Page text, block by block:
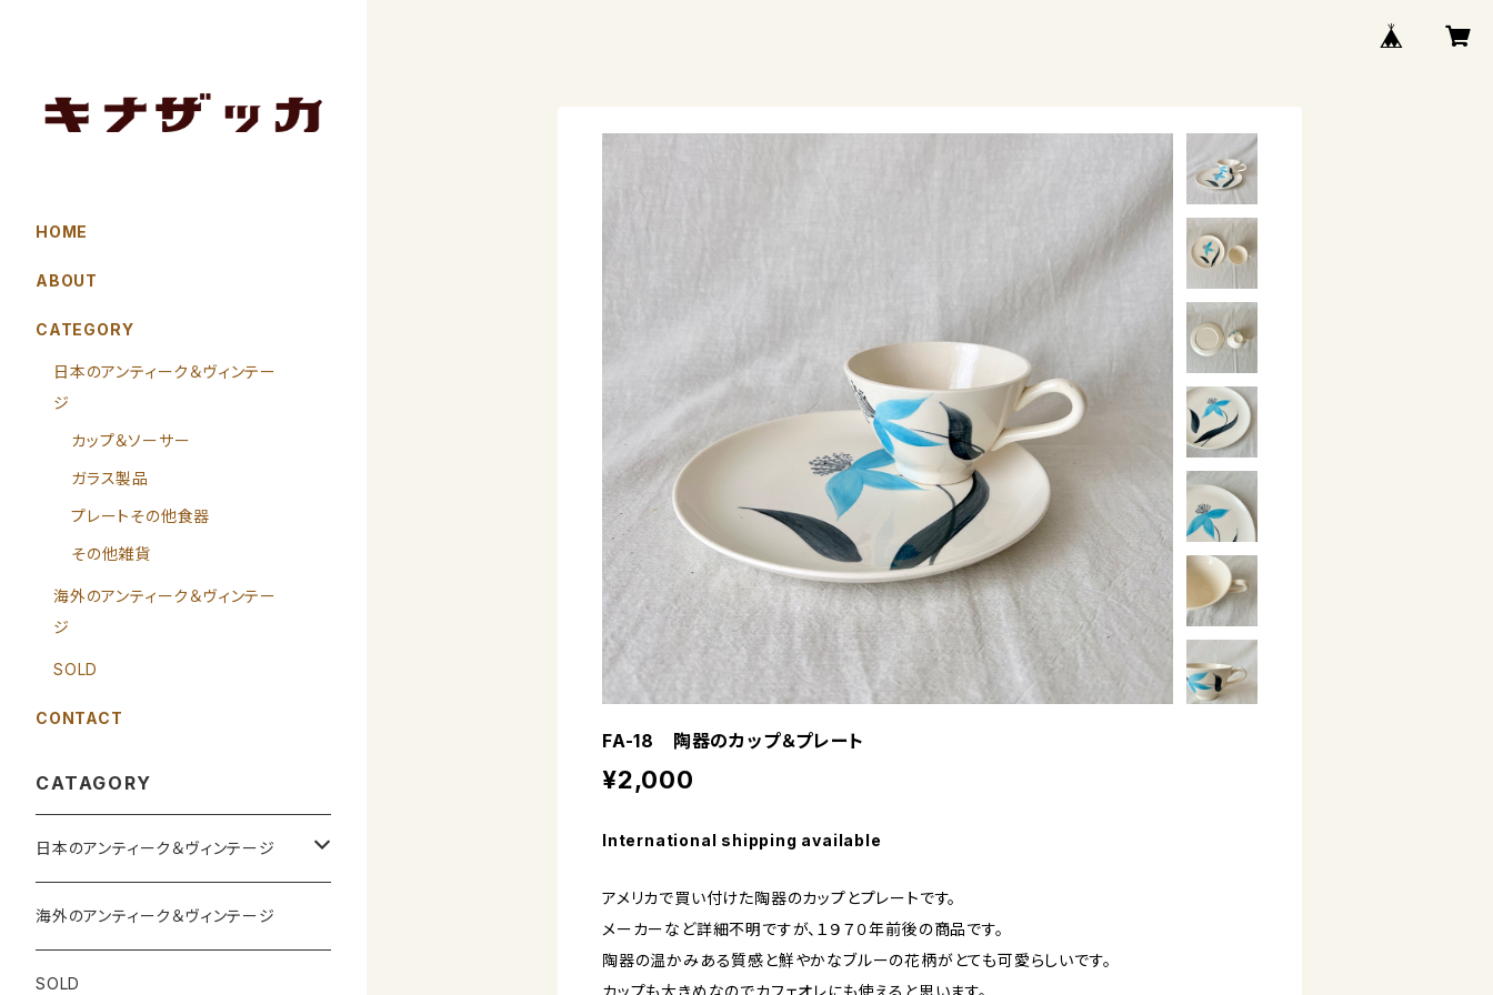
FA-18 陶器のカップ＆プレート
¥2,000
International shipping available
アメリカで買い付けた陶器のカップとプレートです。
メーカーなど詳細不明ですが、１９７０年前後の商品です。
陶器の温かみある質感と鮮やかなブルーの花柄がとても可愛らしいです。
カップも大きめなのでカフェオレにも使えると思います。
HOME
ABOUT
CATEGORY
日本のアンティーク＆ヴィンテー
ジ
カップ＆ソーサー
ガラス製品
プレートその他食器
その他雑貨
海外のアンティーク＆ヴィンテー
ジ
SOLD
CONTACT
CATAGORY
日本のアンティーク＆ヴィンテージ
カップ＆ソーサー
ガラス製品
海外のアンティーク＆ヴィンテージ
SOLD